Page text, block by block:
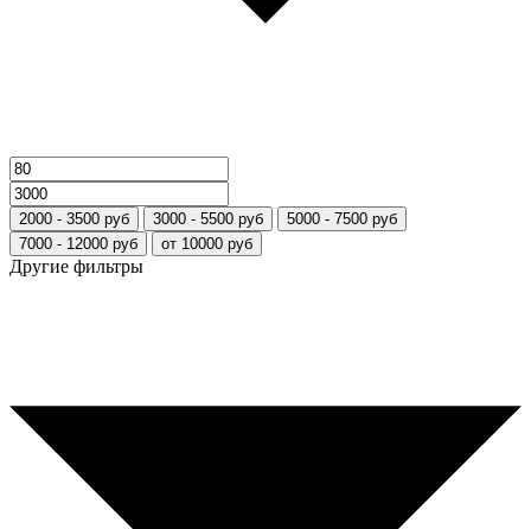
2000 - 3500 руб 3000 - 5500 руб
5000 - 7500 руб
7000 - 12000 руб
от 10000 руб
Другие фильтры